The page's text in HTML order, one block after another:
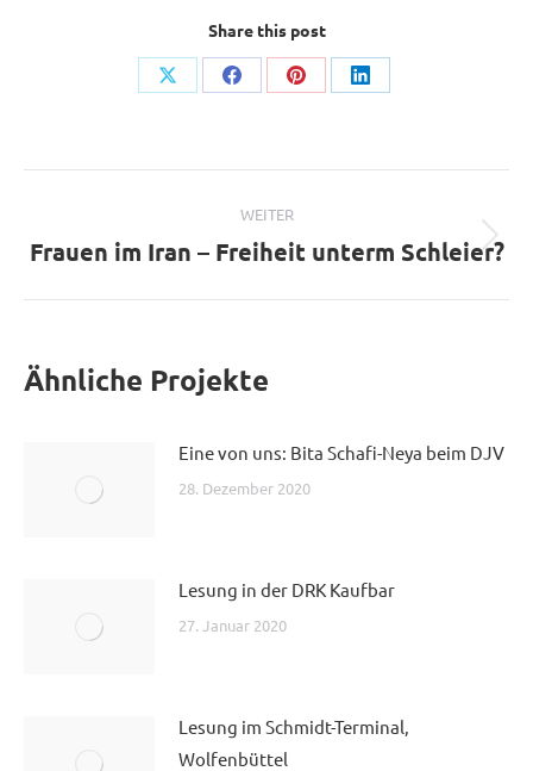
Share this post
Auf
Auf
Auf
Auf
WEITER
Nächster
Frauen im Iran – Freiheit unterm Schleier?
Ähnliche Projekte
Eine von uns: Bita Schafi-Neya beim DJV
28. Dezember 2020
Lesung in der DRK Kaufbar
27. Januar 2020
Lesung im Schmidt-Terminal,
Wolfenbüttel